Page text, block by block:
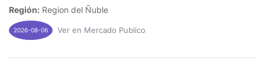
Región: Region del Ñuble
2026-08-06 Ver en Mercado Publico